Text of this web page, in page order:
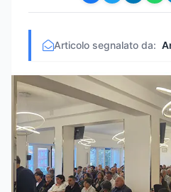
Articolo segnalato da: